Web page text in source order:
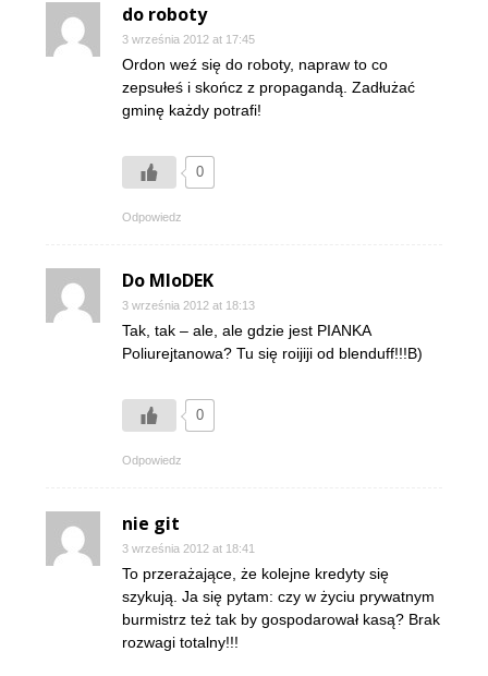
do roboty
3 września 2012 at 17:45
Ordon weź się do roboty, napraw to co
zepsułeś i skończ z propagandą. Zadłużać
gminę każdy potrafi!
0
Odpowiedz
Do MIoDEK
3 września 2012 at 18:13
Tak, tak – ale, ale gdzie jest PIANKA
Poliurejtanowa? Tu się roijiji od blenduff!!!B)
0
Odpowiedz
nie git
3 września 2012 at 18:41
To przerażające, że kolejne kredyty się
szykują. Ja się pytam: czy w życiu prywatnym
burmistrz też tak by gospodarował kasą? Brak
rozwagi totalny!!!